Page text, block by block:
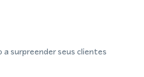
a surpreender seus clientes